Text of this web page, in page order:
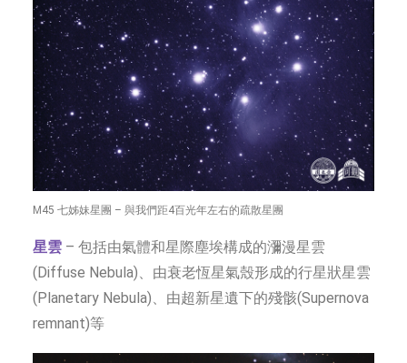
M45 七姊妹星團 – 與我們距4百光年左右的疏散星團
星雲 – 包括由氣體和星際塵埃構成的瀰漫星雲
(Diffuse Nebula)、由衰老恆星氣殼形成的行星狀星雲
(Planetary Nebula)、由超新星遺下的殘骸(Supernova
remnant)等